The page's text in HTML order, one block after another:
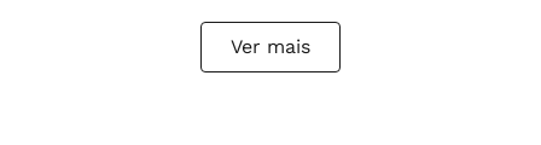
Ver mais